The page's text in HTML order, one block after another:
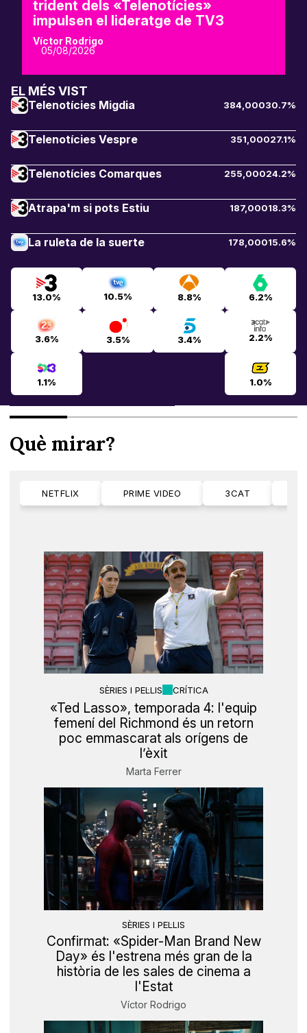
trident dels «Telenotícies»
impulsen el lideratge de TV3
Víctor Rodrigo
05/08/2026
EL MÉS VIST
Telenotícies Migdia 384,00030.7%
Telenotícies Vespre 351,00027.1%
Telenotícies Comarques 255,00024.2%
Atrapa'm si pots Estiu 187,00018.3%
La ruleta de la suerte 178,00015.6%
13.0% 10.5% 8.8% 6.2%
3.6% 3.5% 3.4% 2.2%
1.1% 1.0%
Què mirar?
NETFLIX PRIME VIDEO 3CAT
SÈRIES I PEL·LIS CRÍTICA
«Ted Lasso», temporada 4: l'equip
femení del Richmond és un retorn
poc emmascarat als orígens de
l’èxit
Marta Ferrer
SÈRIES I PEL·LIS
Confirmat: «Spider-Man Brand New
Day» és l'estrena més gran de la
història de les sales de cinema a
l'Estat
Víctor Rodrigo